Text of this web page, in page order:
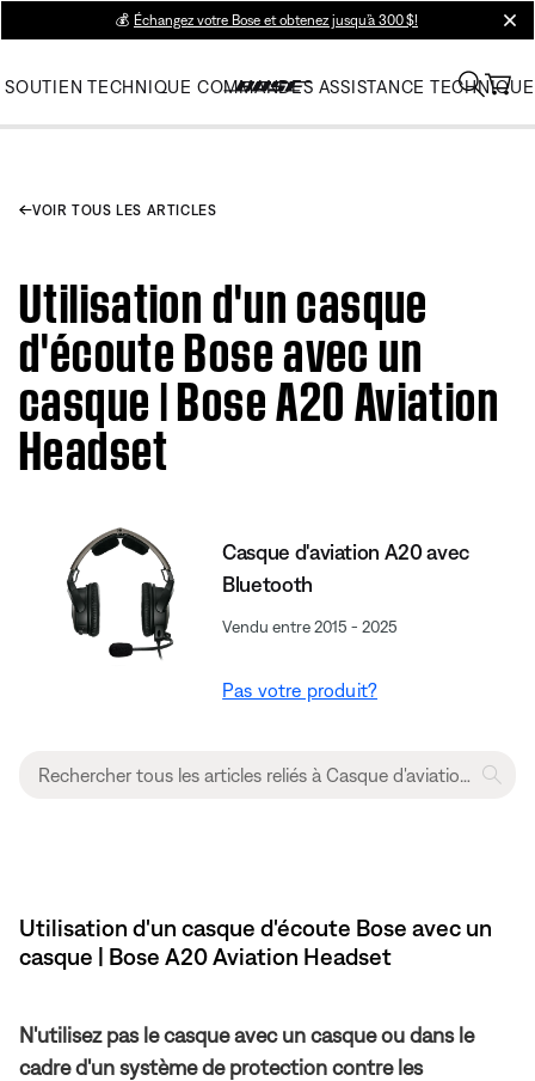
💰 Échangez votre Bose et obtenez jusqu’à 300 $!
SOUTIEN TECHNIQUE COMMANDES ASSISTANCE TECHNIQUE
VOIR TOUS LES ARTICLES
Utilisation d'un casque
d'écoute Bose avec un
casque | Bose A20 Aviation
Headset
Casque d'aviation A20 avec
Bluetooth
Vendu entre 2015 - 2025
Pas votre produit?
Utilisation d'un casque d'écoute Bose avec un
casque | Bose A20 Aviation Headset
N'utilisez pas le casque avec un casque ou dans le
cadre d'un système de protection contre les